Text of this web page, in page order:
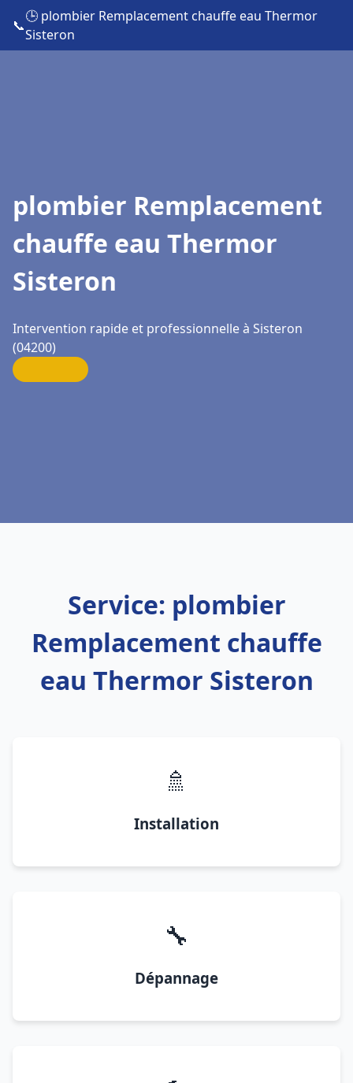
📞
🕒 plombier Remplacement chauffe eau Thermor
Sisteron
plombier Remplacement
chauffe eau Thermor
Sisteron
Intervention rapide et professionnelle à Sisteron
(04200)
Service: plombier
Remplacement chauffe
eau Thermor Sisteron
🚿
Installation
🔧
Dépannage